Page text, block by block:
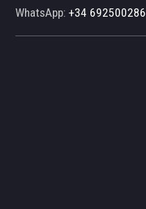
WhatsApp:+34 692500286